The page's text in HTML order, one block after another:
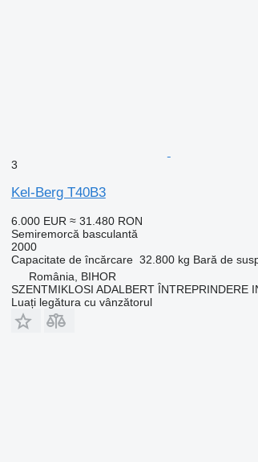
3
Kel-Berg T40B3
6.000 EUR ≈ 31.480 RON
Semiremorcă basculantă
2000
Capacitate de încărcare 32.800 kg Bară de
România, BIHOR
SZENTMIKLOSI ADALBERT ÎNTREPRINDERE
Luați legătura cu vânzătorul